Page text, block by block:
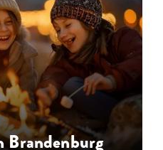
Brandenburg